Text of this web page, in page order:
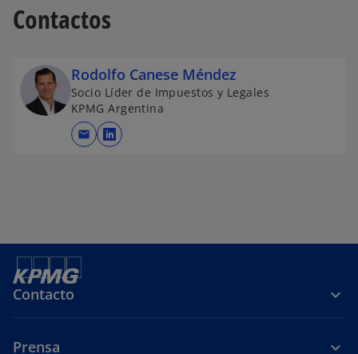
Contactos
Rodolfo Canese Méndez
Socio Líder de Impuestos y Legales
KPMG Argentina
mail
s
n
Contacto
Prensa